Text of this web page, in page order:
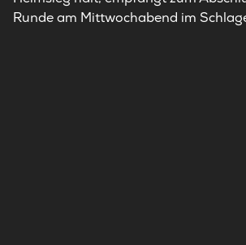
Runde am Mittwochabend im